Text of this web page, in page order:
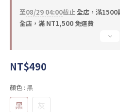
至08/29 04:00截止全店，滿1500
全店，滿 NT1,500 免運費
NT$490
顏色 : 黑
黑 灰